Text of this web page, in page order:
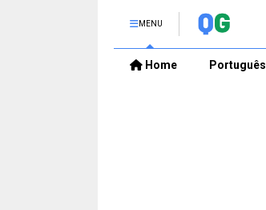
MENU
Home Português